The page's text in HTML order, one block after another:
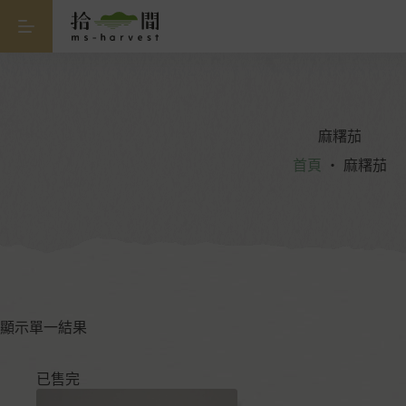
麻糬茄
首頁
・ 麻糬茄
顯示單一結果
已售完